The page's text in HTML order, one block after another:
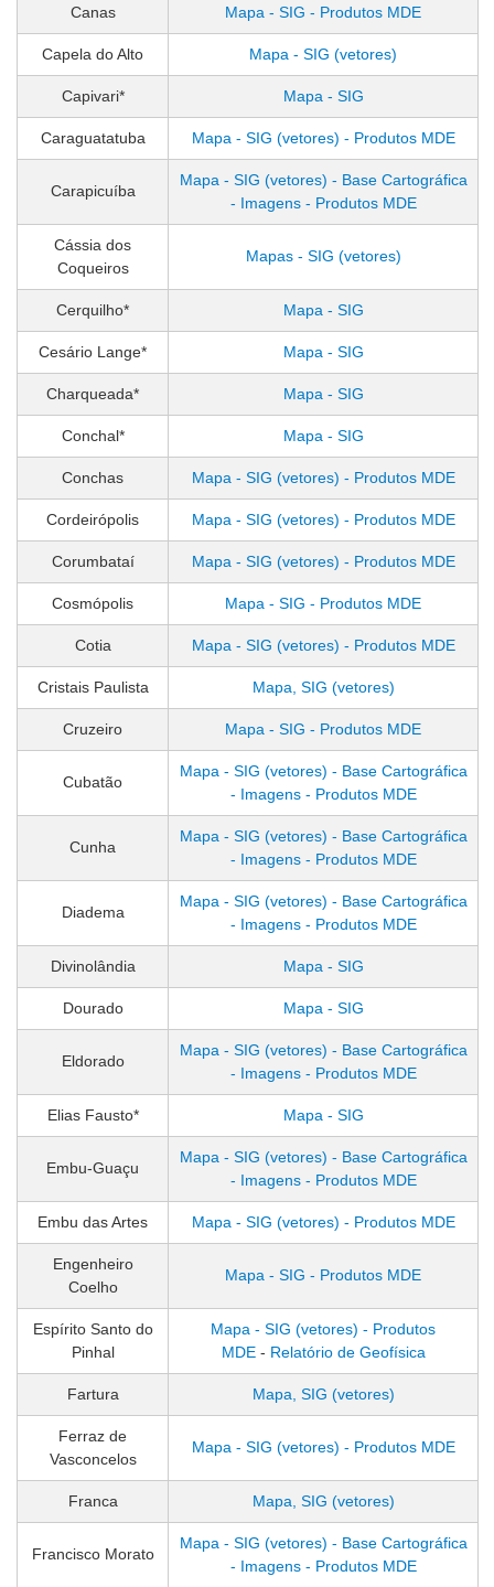
Canas Mapa - SIG - Produtos MDE
Capela do Alto Mapa - SIG (vetores)
Capivari* Mapa - SIG
Caraguatatuba Mapa - SIG (vetores) - Produtos MDE
Carapicuíba
Mapa - SIG (vetores) - Base Cartográfica
- Imagens - Produtos MDE
Cássia dos
Coqueiros
Mapas - SIG (vetores)
Cerquilho* Mapa - SIG
Cesário Lange* Mapa - SIG
Charqueada* Mapa - SIG
Conchal* Mapa - SIG
Conchas Mapa - SIG (vetores) - Produtos MDE
Cordeirópolis Mapa - SIG (vetores) - Produtos MDE
Corumbataí Mapa - SIG (vetores) - Produtos MDE
Cosmópolis Mapa - SIG - Produtos MDE
Cotia Mapa - SIG (vetores) - Produtos MDE
Cristais Paulista Mapa, SIG (vetores)
Cruzeiro Mapa - SIG - Produtos MDE
Cubatão
Mapa - SIG (vetores) - Base Cartográfica
- Imagens - Produtos MDE
Cunha
Mapa - SIG (vetores) - Base Cartográfica
- Imagens - Produtos MDE
Diadema
Mapa - SIG (vetores) - Base Cartográfica
- Imagens - Produtos MDE
Divinolândia Mapa - SIG
Dourado Mapa - SIG
Eldorado
Mapa - SIG (vetores) - Base Cartográfica
- Imagens - Produtos MDE
Elias Fausto* Mapa - SIG
Embu-Guaçu
Mapa - SIG (vetores) - Base Cartográfica
- Imagens - Produtos MDE
Embu das Artes Mapa - SIG (vetores) - Produtos MDE
Engenheiro
Coelho
Mapa - SIG - Produtos MDE
Espírito Santo do
Pinhal
Mapa - SIG (vetores) - Produtos
MDE- Relatório de Geofísica
Fartura Mapa, SIG (vetores)
Ferraz de
Vasconcelos
Mapa - SIG (vetores) - Produtos MDE
Franca Mapa, SIG (vetores)
Francisco Morato
Mapa - SIG (vetores) - Base Cartográfica
- Imagens - Produtos MDE